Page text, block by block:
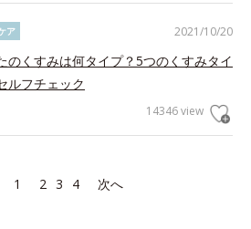
2021/10/20
ア
のくすみは何タイプ？5つのくすみタイ
ルフチェック
14346 view
1 2 3 4 次へ